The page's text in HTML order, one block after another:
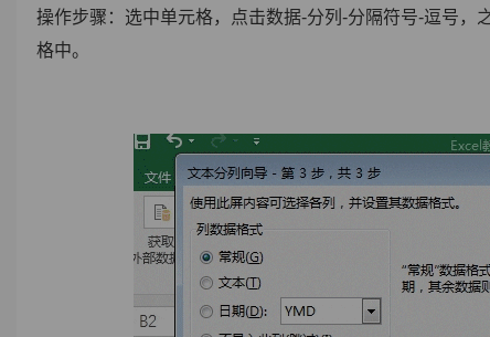
操作步骤：选中单元格，点击数据-分列-分隔符号-逗号
格中。